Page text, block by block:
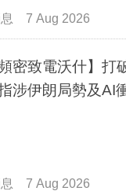
7 Aug 2026
頻密致電沃什】
涉伊朗局勢及AI
7 Aug 2026